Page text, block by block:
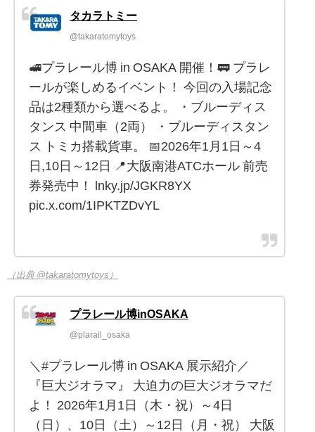
タカラトミー
@takaratomytoys
🚅プラレール博 in OSAKA 開催！🚃 プラレ
ールが楽しめるイベント！ 今回の入場記念
品は2種類から選べるよ。 ・ブルーディス
タンス 中間車（2両） ・ブルーディスタン
ス トミカ搭載貨車。 📅2026年1月1日～4
日,10日～12日 📍大阪南港ATCホール 前売
券発売中！ lnky.jp/JGKR8YX
pic.x.com/1IPKTZDvYL
（出典 @takaratomytoys）
プラレール博inOSAKA
@plarail_osaka
＼#プラレール博 in OSAKA 展示紹介／
『巨大ジオラマ』 大迫力の巨大ジオラマだ
よ！ 2026年1月1日（木・祝）～4日
（日）、10日（土）～12日（月・祝） 大阪